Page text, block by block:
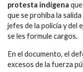
protesta indígena
que se prohíba la
jefes de la policía y del
se les formule cargos.
En el documento, el
excesos de la fuerza